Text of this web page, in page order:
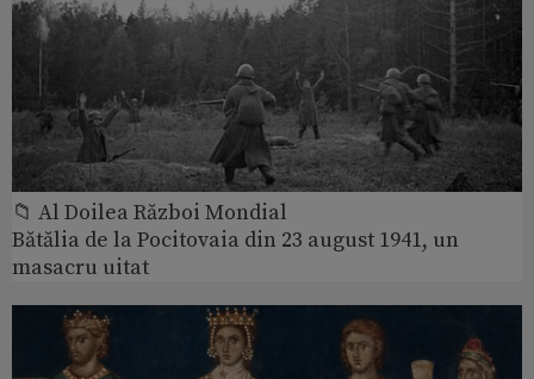
📁 Al Doilea Război Mondial
Bătălia de la Pocitovaia din 23 august 1941, un
masacru uitat